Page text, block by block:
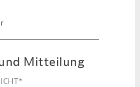
Mitteilung
*